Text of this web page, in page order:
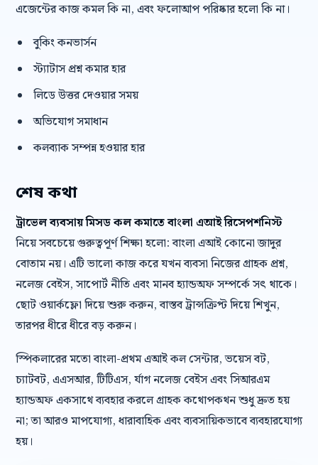
এজেন্টের কাজ কমল কি না, এবং ফলোআপ পরিষ্কার হলো কি না।
বুকিং কনভার্সন
স্ট্যাটাস প্রশ্ন কমার হার
লিডে উত্তর দেওয়ার সময়
অভিযোগ সমাধান
কলব্যাক সম্পন্ন হওয়ার হার
শেষ কথা
ট্রাভেল ব্যবসায় মিসড কল কমাতে বাংলা এআই রিসেপশনিস্ট
নিয়ে সবচেয়ে গুরুত্বপূর্ণ শিক্ষা হলো: বাংলা এআই কোনো জাদুর
বোতাম নয়। এটি ভালো কাজ করে যখন ব্যবসা নিজের গ্রাহক প্রশ্ন,
নলেজ বেইস, সাপোর্ট নীতি এবং মানব হ্যান্ডঅফ সম্পর্কে সৎ থাকে।
ছোট ওয়ার্কফ্লো দিয়ে শুরু করুন, বাস্তব ট্রান্সক্রিপ্ট দিয়ে শিখুন,
তারপর ধীরে ধীরে বড় করুন।
স্পিকলারের মতো বাংলা-প্রথম এআই কল সেন্টার, ভয়েস বট,
চ্যাটবট, এএসআর, টিটিএস, র্যাগ নলেজ বেইস এবং সিআরএম
হ্যান্ডঅফ একসাথে ব্যবহার করলে গ্রাহক কথোপকথন শুধু দ্রুত হয়
না; তা আরও মাপযোগ্য, ধারাবাহিক এবং ব্যবসায়িকভাবে ব্যবহারযোগ্য
হয়।